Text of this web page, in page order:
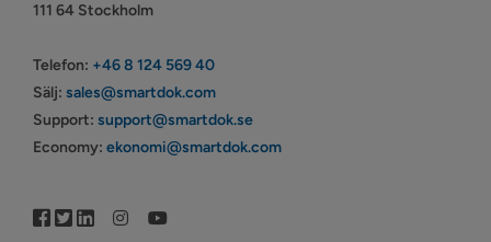
111 64 Stockholm
Telefon: +46 8 124 569 40
Sälj: sales@smartdok.com
Support: support@smartdok.se
Economy: ekonomi@smartdok.com